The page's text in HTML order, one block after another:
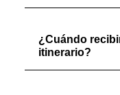
¿Cuándo
itinerario?